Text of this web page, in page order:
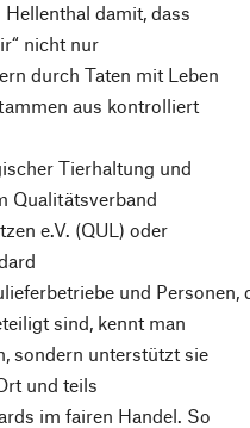
damit, dass
nicht nur
durch Taten mit Leben
aus kontrolliert
Tierhaltung und
Qualitätsverband
e.V. (QUL) oder
und Personen,
sind, kennt man
sondern unterstützt sie
und teils
im fairen Handel. So